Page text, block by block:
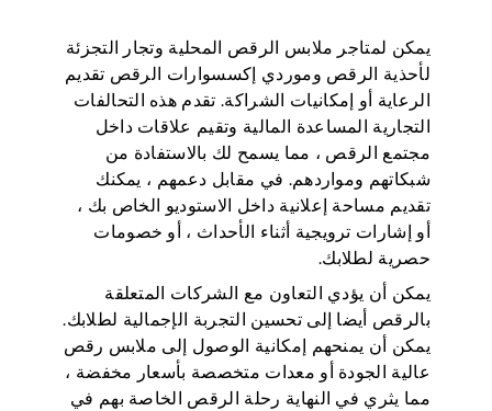
يمكن لمتاجر ملابس الرقص المحلية وتجار التجزئة
لأحذية الرقص وموردي إكسسوارات الرقص تقديم
الرعاية أو إمكانيات الشراكة. تقدم هذه التحالفات
التجارية المساعدة المالية وتقيم علاقات داخل
مجتمع الرقص ، مما يسمح لك بالاستفادة من
شبكاتهم ومواردهم. في مقابل دعمهم ، يمكنك
تقديم مساحة إعلانية داخل الاستوديو الخاص بك ،
أو إشارات ترويجية أثناء الأحداث ، أو خصومات
حصرية لطلابك.
يمكن أن يؤدي التعاون مع الشركات المتعلقة
بالرقص أيضا إلى تحسين التجربة الإجمالية لطلابك.
يمكن أن يمنحهم إمكانية الوصول إلى ملابس رقص
عالية الجودة أو معدات متخصصة بأسعار مخفضة ،
مما يثري في النهاية رحلة الرقص الخاصة بهم في